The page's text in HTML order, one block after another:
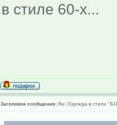
в стиле 60-х...
Заголовок сообщения: Re: Одежда в стиле